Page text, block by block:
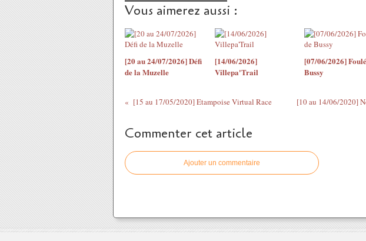
Vous aimerez aussi :
[20 au 24/07/2026] Défi
de la Muzelle
[14/06/2026]
Villepa'Trail
[07/06/2026]
Bussy
[15 au 17/05/2020] Etampoise Virtual Race [10 au 14/06/2020]
Commenter cet article
Ajouter un commentaire